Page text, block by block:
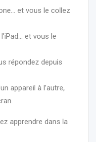
et vous le collez
et vous le
répondez depuis
appareil à l’autre,
apprendre dans la